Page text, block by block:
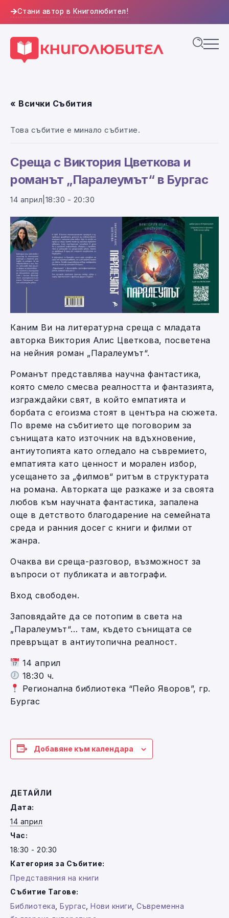
Стани автор в Книголюбител!
« Всички Събития
Това събитие е минало събитие.
Среща с Виктория Цветкова и
романът „Паралеумът“ в Бургас
14 април|18:30 - 20:30
Каним Ви на литературна среща с младата
авторка Виктория Алис Цветкова, посветена
на нейния роман „Паралеумът“.
Романът представлява научна фантастика,
която смело смесва реалността и фантазията,
изграждайки свят, в който емпатията и
борбата с егоизма стоят в центъра на сюжета.
По време на събитието ще поговорим за
сънищата като източник на вдъхновение,
антиутопията като огледало на съвремието,
емпатията като ценност и морален избор,
усещането за „филмов“ ритъм в структурата
на романа. Авторката ще разкаже и за своята
любов към научната фантастика, запалена
още в детството благодарение на семейната
среда и ранния досег с книги и филми от
жанра.
Очаква ви среща-разговор, възможност за
въпроси от публиката и автографи.
Вход свободен.
Заповядайте да се потопим в света на
„Паралеумът“… там, където сънищата се
превръщат в антиутопична реалност.
14 април
18:30 ч.
Регионална библиотека “Пейо Яворов”, гр.
Бургас
Добавяне към календара
ДЕТАЙЛИ
Дата:
14 април
Час:
18:30 - 20:30
Категория за Събитие:
Представяния на книги
Събитие Тагове:
Библиотека Бургас Нови книги Съвременна